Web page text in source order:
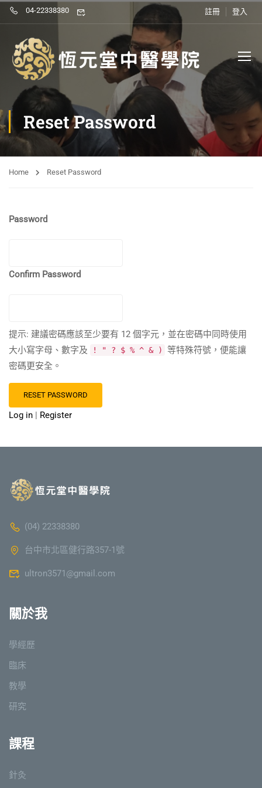
04-22338380 註冊 登入
Reset Password
Home Reset Password
Password
Confirm Password
提示: 建議密碼應該至少要有 12 個字元，並在密碼中同時使用
大小寫字母、數字及
! " ? $ % ^ & )
等特殊符號，便能讓
密碼更安全。
Log in | Register
(04) 22338380
台中市北區健行路357-1號
ultron3571@gmail.com
關於我
學經歷
臨床
教學
研究
課程
針灸